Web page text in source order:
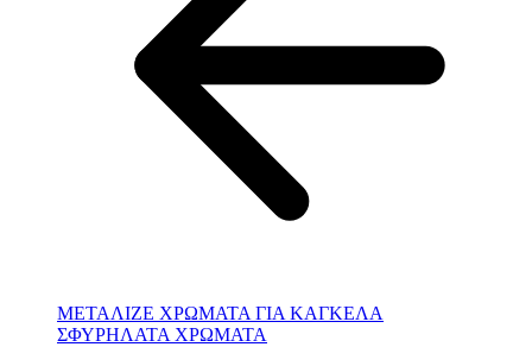
ΜΕΤΑΛΙΖΕ ΧΡΩΜΑΤΑ ΓΙΑ ΚΑΓΚΕΛΑ
ΣΦΥΡΗΛΑΤΑ ΧΡΩΜΑΤΑ